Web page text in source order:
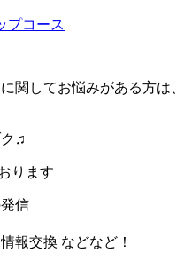
プコース
関してお悩みがある方は、
♫
ります
信
報交換 などなど！